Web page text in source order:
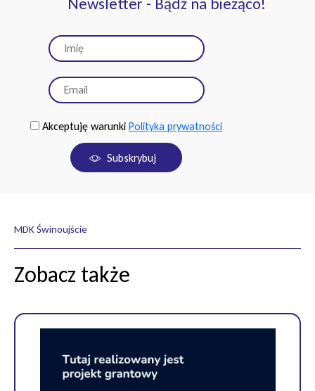
Akceptuję warunki Polityka prywatności
Subskrybuj
MDK Świnoujście
Zobacz także